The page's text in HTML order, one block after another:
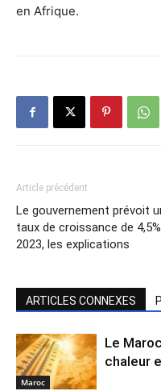
en Afrique.
Article précédent
Le gouvernement prévoit
taux de croissance de
2023, les explications
ARTICLES CONNEXES
Maroc
Le
chaleur